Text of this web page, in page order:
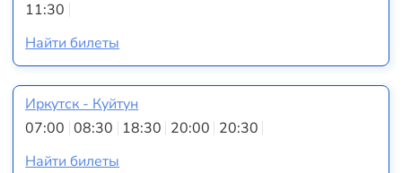
11:30
Найти билеты
Иркутск - Куйтун
07:00 08:30 18:30 20:00 20:30
Найти билеты